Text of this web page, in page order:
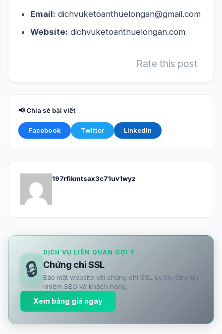
Email: dichvuketoanthuelongan@gmail.com
Website: dichvuketoanthuelongan.com
Rate this post
📢 Chia sẻ bài viết
Facebook Twitter LinkedIn
197rfikmtsax3c71uv1wyz
🔒
DỊCH VỤ LIÊN QUAN GỢI Ý
Chứng chỉ SSL
Bảo mật website với chứng chỉ SSL uy tín, tăng tín
nhiệm SEO và khách hàng.
Xem bảng giá ngay